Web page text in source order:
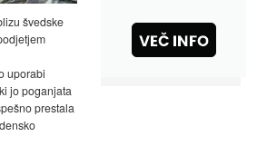
švedske
uporabi
jo poganjata
prestala